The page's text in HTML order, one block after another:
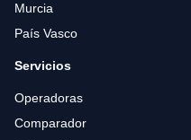
Murcia
País Vasco
Servicios
Operadoras
Comparador